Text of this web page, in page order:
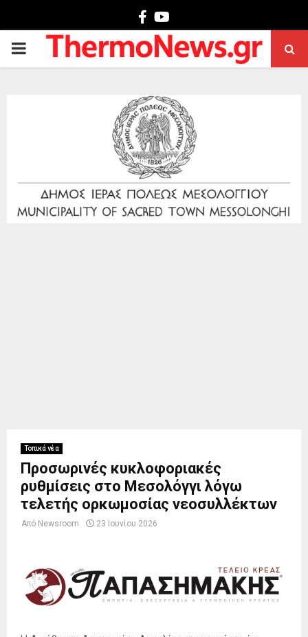
Facebook
PRIMARY
Τοπικά νέα
Προσωρινές κυκλοφοριακές
ρυθμίσεις στο Μεσολόγγι λόγω
τελετής ορκωμοσίας νεοσυλλέκτων
Από Newsroom 23 Ιουνίου 2026